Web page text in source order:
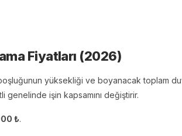
Fiyatları (2026)
yüksekliği ve boyanacak toplam
genelinde işin kapsamını değiştirir.
₺.